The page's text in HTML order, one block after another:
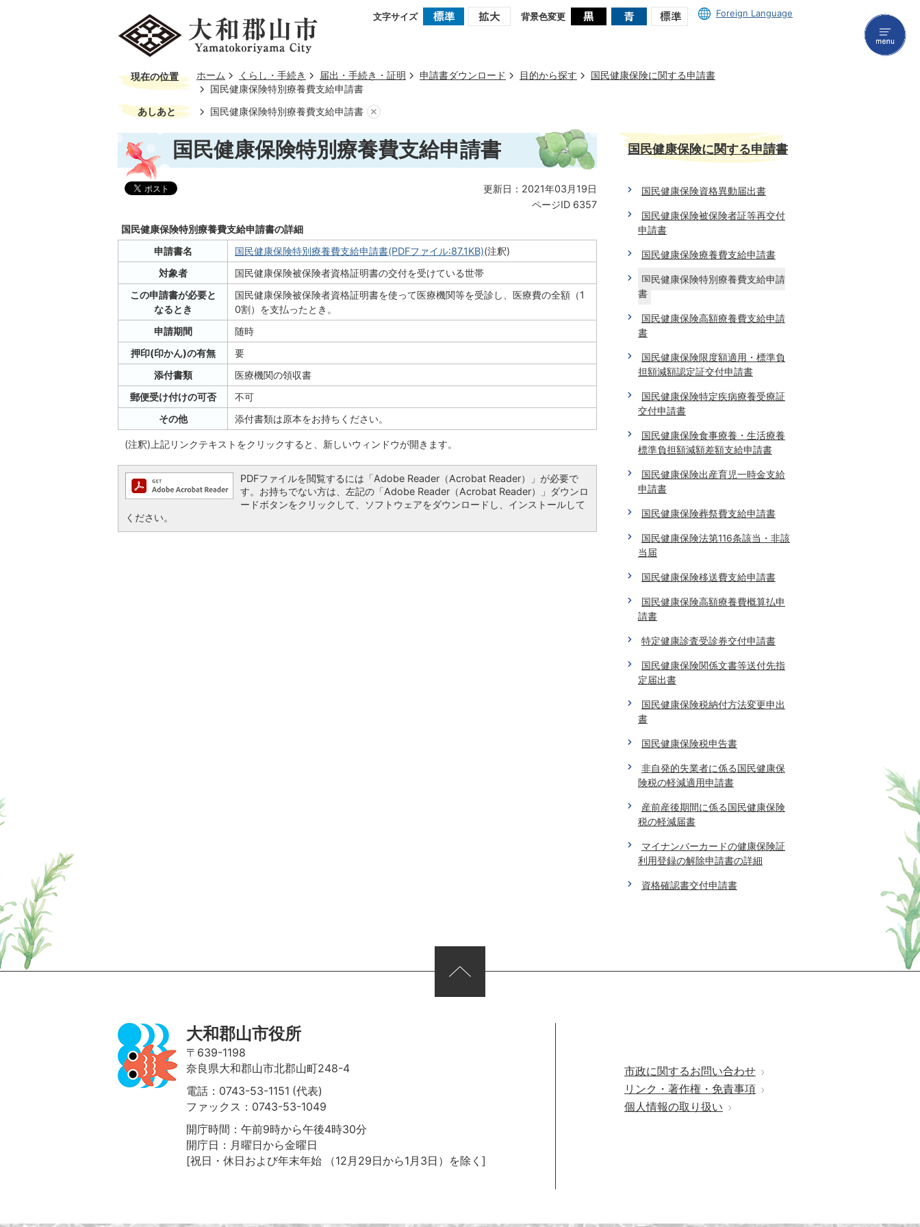
文字サイズ 背景色変更 Foreign Language
現在の位置 ホーム くらし・手続き 届出・手続き・証明 申請書ダウンロード 目的から探す
国民健康保険に関する申請書
国民健康保険特別療養費支給申請書
あしあと 国民健康保険特別療養費支給申請書
国民健康保険特別療養費支給申請書
更新日：2021年03月19日
ページID 6357
国民健康保険特別療養費支給申請書の詳細
申請書名
国民健康保険特別療養費支給申請書(PDFファイル:87.1KB)(注釈)
対象者
国民健康保険被保険者資格証明書の交付を受けている世帯
この申請書が必要と
なるとき
国民健康保険被保険者資格証明書を使って医療機関等を受診し、医療費の全額（1
0割）を支払ったとき。
申請期間
随時
押印(印かん)の有無
要
添付書類
医療機関の領収書
郵便受け付けの可否
不可
その他
添付書類は原本をお持ちください。
(注釈)上記リンクテキストをクリックすると、新しいウィンドウが開きます。
PDFファイルを閲覧するには「Adobe Reader（Acrobat Reader）」が必要で
す。お持ちでない方は、左記の「Adobe Reader（Acrobat Reader）」ダウンロ
ードボタンをクリックして、ソフトウェアをダウンロードし、インストールして
ください。
国民健康保険に関する申請書
国民健康保険資格異動届出書
国民健康保険被保険者証等再交付
申請書
国民健康保険療養費支給申請書
国民健康保険特別療養費支給申請
書
国民健康保険高額療養費支給申請
書
国民健康保険限度額適用・標準負
担額減額認定証交付申請書
国民健康保険特定疾病療養受療証
交付申請書
国民健康保険食事療養・生活療養
標準負担額減額差額支給申請書
国民健康保険出産育児一時金支給
申請書
国民健康保険葬祭費支給申請書
国民健康保険法第116条該当・非該
当届
国民健康保険移送費支給申請書
国民健康保険高額療養費概算払申
請書
特定健康診査受診券交付申請書
国民健康保険関係文書等送付先指
定届出書
国民健康保険税納付方法変更申出
書
国民健康保険税申告書
非自発的失業者に係る国民健康保
険税の軽減適用申請書
産前産後期間に係る国民健康保険
税の軽減届書
マイナンバーカードの健康保険証
利用登録の解除申請書の詳細
資格確認書交付申請書
大和郡山市役所
〒639-1198
奈良県大和郡山市北郡山町248-4
電話：0743-53-1151 (代表)
ファックス：0743-53-1049
開庁時間：午前9時から午後4時30分
開庁日：月曜日から金曜日
[祝日・休日および年末年始
（12月29日から1月3日）を除く]
市政に関するお問い合わせ
リンク・著作権・免責事項
個人情報の取り扱い